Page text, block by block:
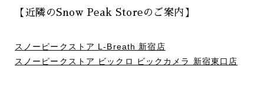
【近隣のSnow Peak Storeのご案内】
スノーピークストア L-Breath 新宿店
スノーピークストア ビックロ ビックカメラ 新宿東口店